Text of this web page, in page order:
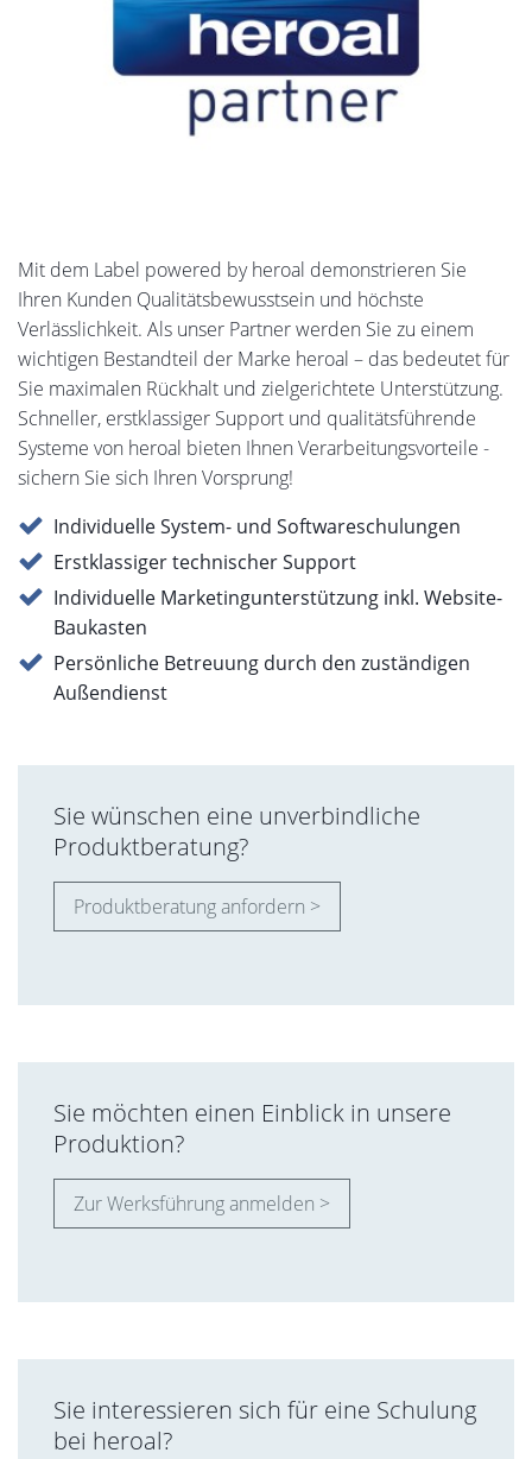
Mit dem Label powered by heroal demonstrieren Sie
Ihren Kunden Qualitätsbewusstsein und höchste
Verlässlichkeit. Als unser Partner werden Sie zu einem
wichtigen Bestandteil der Marke heroal – das bedeutet für
Sie maximalen Rückhalt und zielgerichtete Unterstützung.
Schneller, erstklassiger Support und qualitätsführende
Systeme von heroal bieten Ihnen Verarbeitungsvorteile -
sichern Sie sich Ihren Vorsprung!
Individuelle System- und Softwareschulungen
Erstklassiger technischer Support
Individuelle Marketingunterstützung inkl. Website-
Baukasten
Persönliche Betreuung durch den zuständigen
Außendienst
Sie wünschen eine unverbindliche
Produktberatung?
Produktberatung anfordern >
Sie möchten einen Einblick in unsere
Produktion?
Zur Werksführung anmelden >
Sie interessieren sich für eine Schulung
bei heroal?